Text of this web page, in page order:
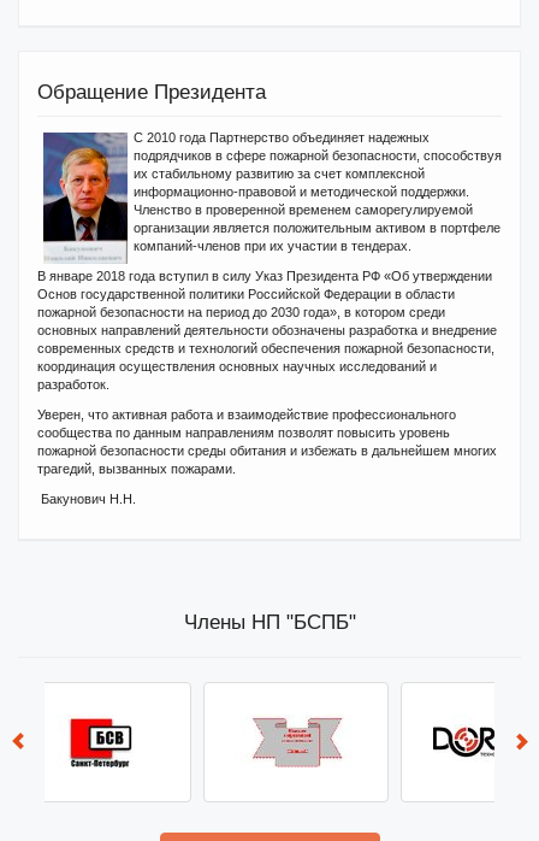
Обращение Президента
С 2010 года Партнерство объединяет надежных
подрядчиков в сфере пожарной безопасности, способствуя
их стабильному развитию за счет комплексной
информационно-правовой и методической поддержки.
Членство в проверенной временем саморегулируемой
организации является положительным активом в портфеле
компаний-членов при их участии в тендерах.
В январе 2018 года вступил в силу Указ Президента РФ «Об утверждении
Основ государственной политики Российской Федерации в области
пожарной безопасности на период до 2030 года», в котором среди
основных направлений деятельности обозначены разработка и внедрение
современных средств и технологий обеспечения пожарной безопасности,
координация осуществления основных научных исследований и
разработок.
Уверен, что активная работа и взаимодействие профессионального
сообщества по данным направлениям позволят повысить уровень
пожарной безопасности среды обитания и избежать в дальнейшем многих
трагедий, вызванных пожарами.
Бакунович Н.Н.
Члены НП "БСПБ"